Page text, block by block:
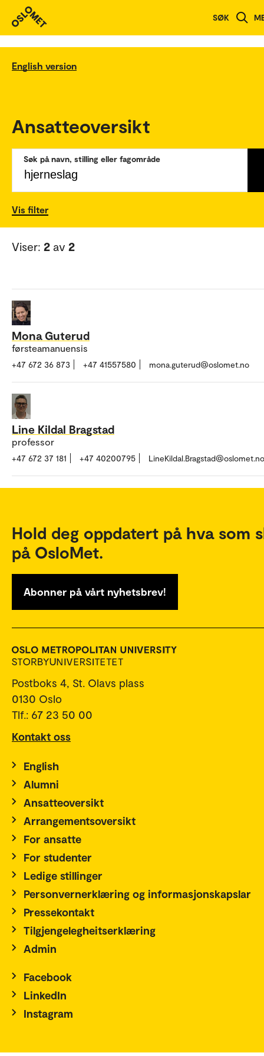
SØK
English version
Ansatteoversikt
Søk på navn, stilling eller fagområde
Vis filter
Viser: 2 av 2
Mona Guterud
førsteamanuensis
+47 672 36 873 +47 41557580 mona.guterud@oslomet.no
Line Kildal Bragstad
professor
+47 672 37 181 +47 40200795 LineKildal.Bragstad@oslomet.no
Hold deg oppdatert på hva som
på OsloMet.
Abonner på vårt nyhetsbrev!
Postboks 4, St. Olavs plass
0130 Oslo
Tlf.: 67 23 50 00
Kontakt oss
English
Alumni
Ansatteoversikt
Arrangementsoversikt
For ansatte
For studenter
Ledige stillinger
Personvernerklæring og informasjonskapslar
Pressekontakt
Tilgjengelegheitserklæring
Admin
Facebook
LinkedIn
Instagram